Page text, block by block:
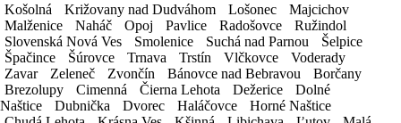
Vozidlo
KONTAKTNÉ ÚDAJE
Kontaktná osoba
IČO
Košolná
Križovany nad Dudváhom Lošonec
Majcichov
Malženice
Naháč Opoj Pavlice Radošovce
Ružindol
Slovenská Nová Ves
Smolenice Suchá nad Parnou
Šelpice
Špačince
Šúrovce Trnava Trstín Vlčkovce
Voderady
Zavar
Zeleneč Zvončín Bánovce nad Bebravou
Borčany
Brezolupy
Cimenná Čierna Lehota Dežerice
Dolné
Naštice
Dubnička Dvorec Haláčovce
Horné Naštice
Košolná
Križovany nad Dudváhom Lošonec
Majcichov
Malženice
Naháč Opoj Pavlice Radošovce
Ružindol
Slovenská Nová Ves
Smolenice Suchá nad Parnou
Šelpice
Špačince
Šúrovce Trnava Trstín Vlčkovce
Voderady
Zavar
Zeleneč Zvončín Bánovce nad Bebravou
Borčany
Brezolupy
Cimenná Čierna Lehota Dežerice
Dolné
Naštice
Dubnička Dvorec Haláčovce
Horné Naštice